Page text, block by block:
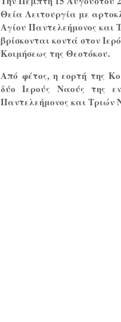
Θεία Λειτουργία με
Αγίου Παντελεήμονος και
βρίσκονται κοντά στον
Κοιμήσεως της Θεοτόκου.
Από φέτος, η εορτή της
δύο Ιερούς Ναούς της
Παντελεήμονος και Τριών